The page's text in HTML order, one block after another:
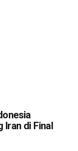
Iran di Final